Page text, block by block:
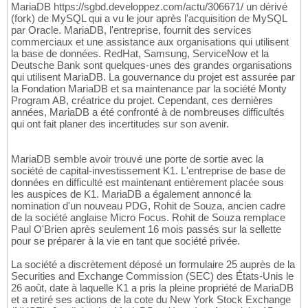
MariaDB https://sgbd.developpez.com/actu/306671/ un dérivé
(fork) de MySQL qui a vu le jour après l'acquisition de MySQL
par Oracle. MariaDB, l'entreprise, fournit des services
commerciaux et une assistance aux organisations qui utilisent
la base de données. RedHat, Samsung, ServiceNow et la
Deutsche Bank sont quelques-unes des grandes organisations
qui utilisent MariaDB. La gouvernance du projet est assurée par
la Fondation MariaDB et sa maintenance par la société Monty
Program AB, créatrice du projet. Cependant, ces dernières
années, MariaDB a été confronté à de nombreuses difficultés
qui ont fait planer des incertitudes sur son avenir.
MariaDB semble avoir trouvé une porte de sortie avec la
société de capital-investissement K1. L'entreprise de base de
données en difficulté est maintenant entièrement placée sous
les auspices de K1. MariaDB a également annoncé la
nomination d'un nouveau PDG, Rohit de Souza, ancien cadre
de la société anglaise Micro Focus. Rohit de Souza remplace
Paul O'Brien après seulement 16 mois passés sur la sellette
pour se préparer à la vie en tant que société privée.
La société a discrètement déposé un formulaire 25 auprès de la
Securities and Exchange Commission (SEC) des États-Unis le
26 août, date à laquelle K1 a pris la pleine propriété de MariaDB
et a retiré ses actions de la cote du New York Stock Exchange